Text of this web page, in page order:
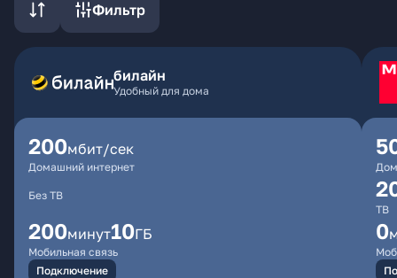
Фильтр
билайн
Удобный для дома
200мбит/сек
Домашний интернет
Без ТВ
200минут10ГБ
Мобильная связь
Подключение
ТВ
0